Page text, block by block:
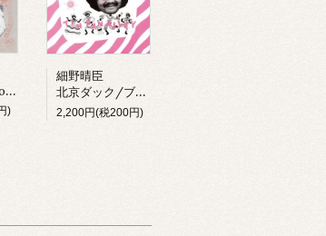
)
細野晴臣
北京ダック/ブラックピーナッツ
2,200円(税200円)